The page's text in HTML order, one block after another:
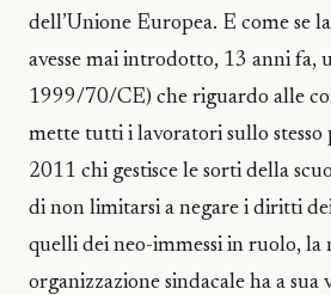
dell’Unione Europea. E come se
avesse mai introdotto, 13 anni fa,
1999/70/CE) che riguardo alle
mette tutti i lavoratori sullo stesso
2011 chi gestisce le sorti della
di non limitarsi a negare i diritti
quelli dei neo-immessi in ruolo, la
organizzazione sindacale ha a sua